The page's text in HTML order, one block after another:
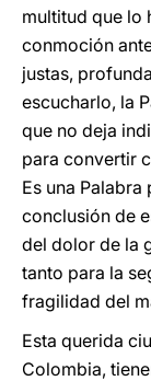
multitud que lo
conmoción
justas,
escucharlo, la
que no deja
para convertir
Es una
conclusión de
del dolor de la
tanto para la
fragilidad del
Esta querida
Colombia,